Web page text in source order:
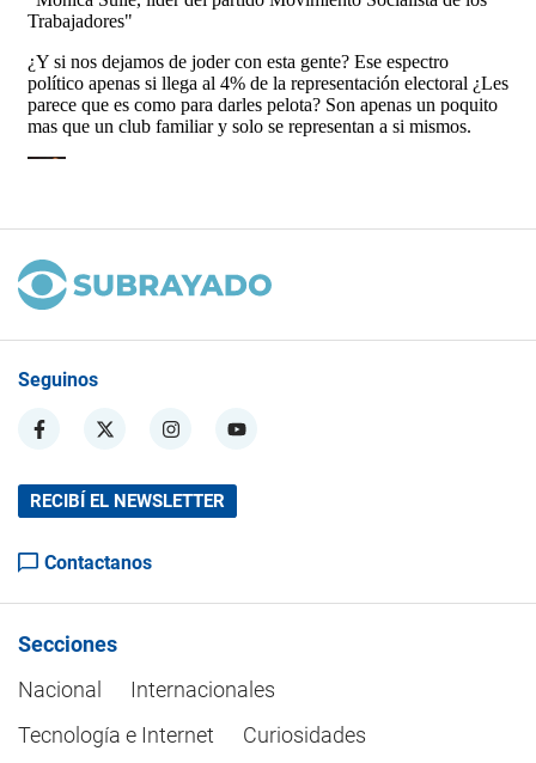
Seguinos
RECIBÍ EL NEWSLETTER
Contactanos
Secciones
Nacional
Internacionales
Tecnología e Internet
Curiosidades